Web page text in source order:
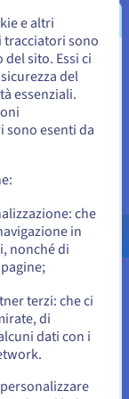
come
e
In OVHcloud,
la base per
dei server
in vigore e
sia
accedere al
e altri
sono
sito. Essi ci
del
essenziali.
sono esenti da
che
in
nonché di
terzi: che ci
di
dati con i